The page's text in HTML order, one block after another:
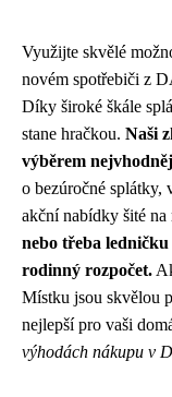
Využijte skvělé
novém spotřebiči z
Díky široké škále
stane hračkou. Naši
výběrem
o bezúročné splátky,
akční nabídky šité na
nebo třeba ledničku
rodinný rozpočet.
Místku jsou skvělou
nejlepší pro vaši
výhodách nákupu v